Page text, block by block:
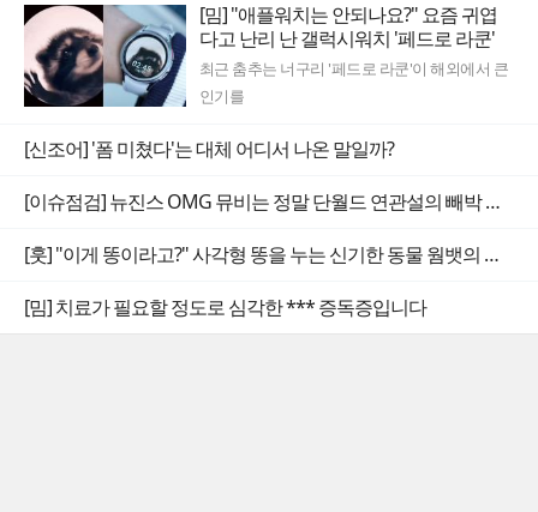
[밈] "애플워치는 안되나요?" 요즘 귀엽
다고 난리 난 갤럭시워치 '페드로 라쿤'
최근 춤추는 너구리 '페드로 라쿤'이 해외에서 큰
인기를
[신조어] '폼 미쳤다'는 대체 어디서 나온 말일까?
[이슈점검] 뉴진스 OMG 뮤비는 정말 단월드 연관설의 빼박 증거일까
[훗] "이게 똥이라고?" 사각형 똥을 누는 신기한 동물 웜뱃의 비밀
[밈] 치료가 필요할 정도로 심각한 *** 증독증입니다